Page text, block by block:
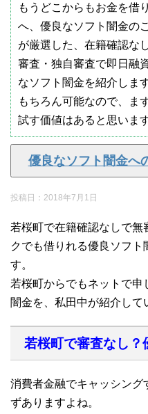
もうどこからもお金を借
へ、優良なソフト闇金の
が厳選した、在籍確認な
審査・独自審査で即日融
なソフト闇金を紹介しま
もちろん可能なので、ま
試す価値はあると思いま
優良なソフト闇金へ
投稿日： 2018年7月1日
若桜町で在籍確認なしで無
クでも借りれる優良ソフ
す。
若桜町からでもネットで申
闇金を、私田中が紹介して
若桜町で審査なし？
消費者金融でキャッシン
ずありますよね。